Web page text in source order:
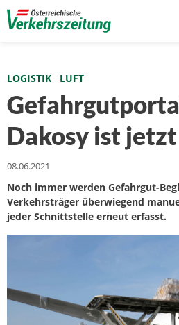
LOGISTIK LUFT
Dakosy ist
08.06.2021
Noch immer werden Gefahrgut-
Verkehrsträger überwiegend
jeder Schnittstelle erneut erfasst.